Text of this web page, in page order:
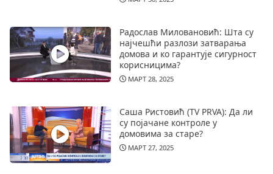
Радослав Миловановић: Шта су
најчешћи разлози затварања
домова и ко гарантује сигурност
корисницима?
МАРТ 28, 2025
Саша Ристовић (TV PRVA): Да ли
су појачане контроле у
домовима за старе?
МАРТ 27, 2025